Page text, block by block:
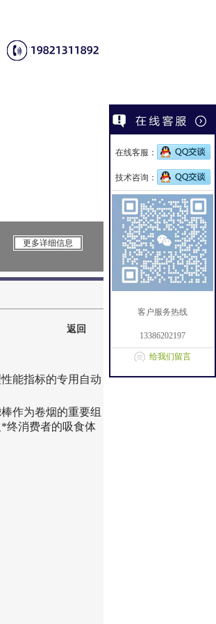
更多详细信息 CSI-Z650电动
返回
能指标的专用自动
作为卷烟的重要组
终消费者的吸食体
在线客服：
技术咨询：
客户服务热线
13386202197
给我们留言